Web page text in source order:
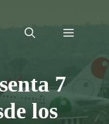
Menú
7
los